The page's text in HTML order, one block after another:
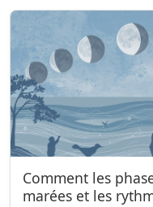
Comment les
marées et les